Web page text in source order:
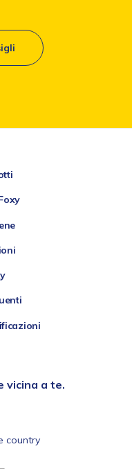
vicina a te.
country